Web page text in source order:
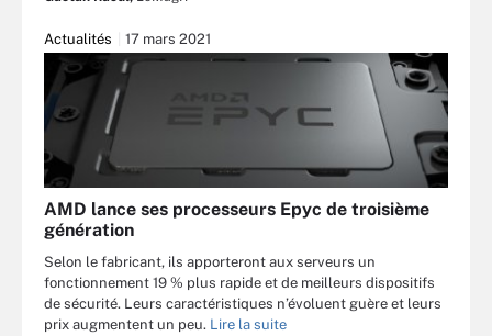
Actualités 17 mars 2021
AMD lance ses processeurs Epyc de troisième
génération
Selon le fabricant, ils apporteront aux serveurs un
fonctionnement 19 % plus rapide et de meilleurs dispositifs
de sécurité. Leurs caractéristiques n’évoluent guère et leurs
prix augmentent un peu. Lire la suite